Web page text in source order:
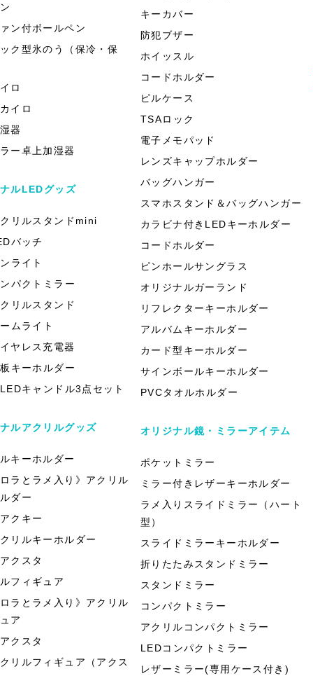
ン付ボールペン
ク型氷のう（保冷・保
ロ
イロ
器
ー卓上加湿器
ルLEDグッズ
リルスタンドmini
バッチ
ライト
パクトミラー
リルスタンド
ムライト
ヤレス充電器
キーホルダー
キャンドル3点セット
ルアクリルグッズ
キーホルダー
ロラとラメ入り》アクリル
ダー
クキー
リルキーホルダー
クスタ
フィギュア
ロラとラメ入り》アクリル
ア
クスタ
リルフィギュア（アクス
キーカバー
防犯ブザー
ホイッスル
コードホルダー
ピルケース
TSAロック
電子メモパッド
レンズキャップホルダー
バッグハンガー
スマホスタンド＆バッグハンガー
カラビナ付きLEDキーホルダー
コードホルダー
ピンホールサングラス
オリジナルガーランド
リフレクターキーホルダー
アルバムキーホルダー
カード型キーホルダー
サインボールキーホルダー
PVCタオルホルダー
オリジナル鏡・ミラーアイテム
ポケットミラー
ミラー付きレザーキーホルダー
ラメ入りスライドミラー（ハート
型）
スライドミラーキーホルダー
折りたたみスタンドミラー
スタンドミラー
コンパクトミラー
アクリルコンパクトミラー
LEDコンパクトミラー
レザーミラー(専用ケース付き)